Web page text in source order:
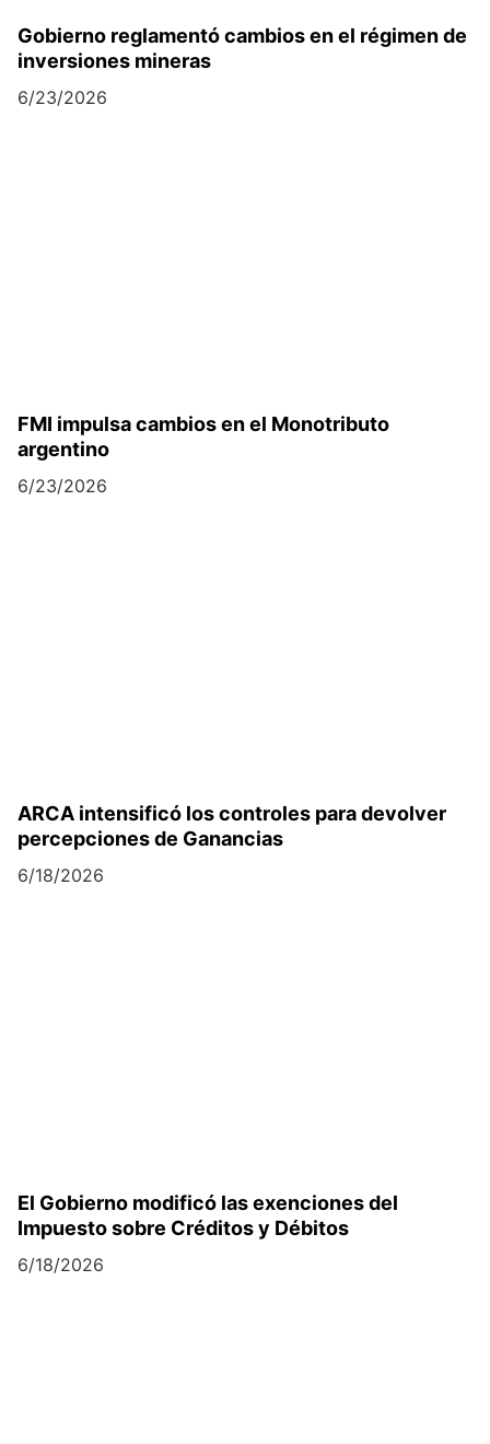
Gobierno reglamentó cambios en el régimen de
inversiones mineras
6/23/2026
FMI impulsa cambios en el Monotributo
argentino
6/23/2026
ARCA intensificó los controles para devolver
percepciones de Ganancias
6/18/2026
El Gobierno modificó las exenciones del
Impuesto sobre Créditos y Débitos
6/18/2026